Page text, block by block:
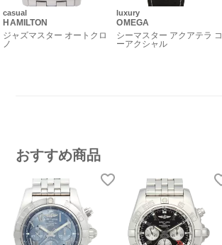
casual
HAMILTON
ジャズマスター オートクロ
ノ
luxury
OMEGA
シーマスター アクアテラ コ
ーアクシャル
おすすめ商品